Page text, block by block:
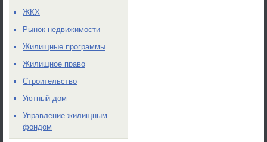
ЖКХ
Рынок недвижимости
Жилищные программы
Жилищное право
Строительство
Уютный дом
Управление жилищным
фондом